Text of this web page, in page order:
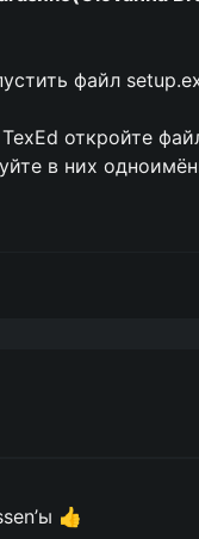
файл
откройте
в них
👍